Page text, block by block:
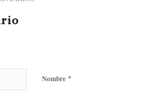
Nombre *